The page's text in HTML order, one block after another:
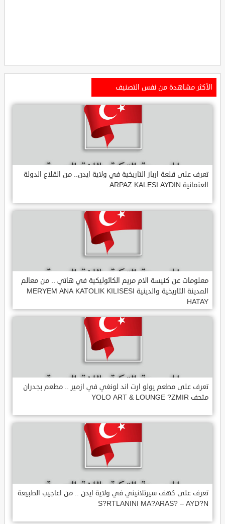
الأكثر مشاهدة من نفس التصنيف
تعرف على قلعة ارباز التاريخية في ولاية ايدن.. من القلاع الدولة
العثمانية ARPAZ KALESI AYDIN
معلومات عن كنيسة الام مريم الكاثوليكية في هاتي .. من معالم
المدينة التاريخية والدينية MERYEM ANA KATOLIK KILISESI
HATAY
تعرف على مطعم يولو ارت اند لونغي في ازمير .. مطعم بجدران
متحف YOLO ART & LOUNGE ?ZMIR
تعرف على كهف سيرتلانيني في ولاية ايدن .. من اعاجيب الطبيعة
S?RTLANINI MA?ARAS? – AYD?N